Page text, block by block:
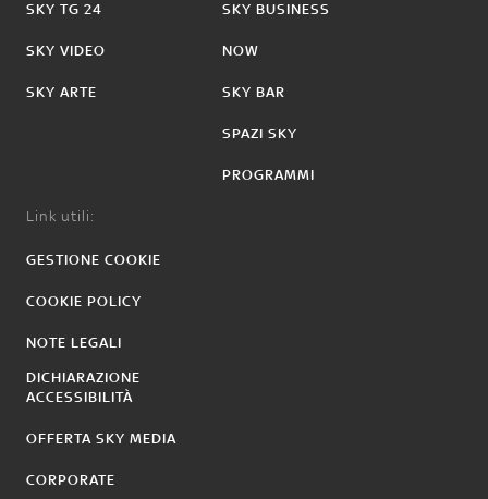
SKY TG 24
SKY VIDEO
SKY ARTE
SKY BUSINESS
NOW
SKY BAR
SPAZI SKY
PROGRAMMI
Link utili:
GESTIONE COOKIE
COOKIE POLICY
NOTE LEGALI
DICHIARAZIONE
ACCESSIBILITÀ
OFFERTA SKY MEDIA
CORPORATE